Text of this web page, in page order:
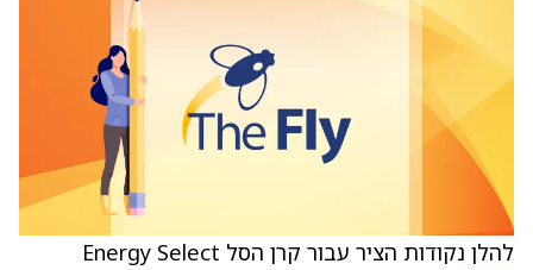
להלן נקודות הציר עבור קרן הסל Energy Select